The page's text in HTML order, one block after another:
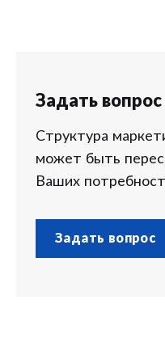
Задать
Структура
может быть
Ваших
Задать вопрос